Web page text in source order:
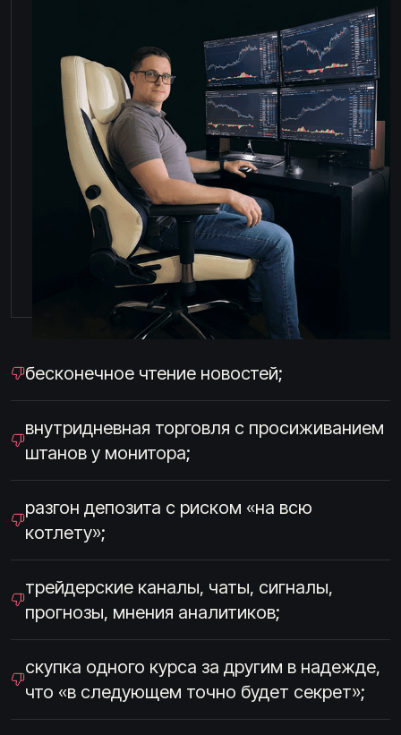
бесконечное чтение новостей;
внутридневная торговля с просиживанием
штанов у монитора;
разгон депозита с риском «на всю
котлету»;
трейдерские каналы, чаты, сигналы,
прогнозы, мнения аналитиков;
скупка одного курса за другим в надежде,
что «в следующем точно будет секрет»;